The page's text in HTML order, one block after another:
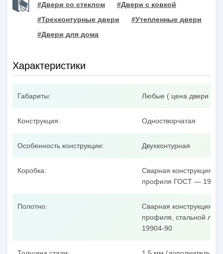
#Двери со стеклом
#Двери с ковкой
#Трехконтурные двери
#Утепленные двери
#Двери для дома
Характеристики
Габариты: Любые ( цена двери
Конструкция: Одностворчатая
Особенность конструкции: Двухконтурная
Коробка:
Сварная конструкция из
профиля ГОСТ —
Полотно:
Сварная конструкция из
профиля, стальной
19904-90